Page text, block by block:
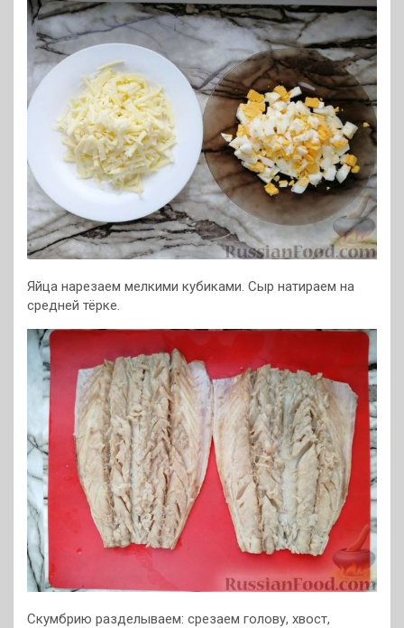
Яйца нарезаем мелкими кубиками. Сыр натираем на
средней тёрке.
Скумбрию разделываем: срезаем голову, хвост,